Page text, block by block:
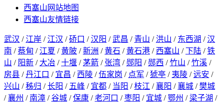
西塞山网站地图
西塞山友情链接
武汉 / 江岸 / 江汉 /硚口 /汉阳 /武昌 / 青山 / 洪山 / 东西湖 /汉
南 /蔡甸 / 江夏 /黄陂 /新洲 /黄石 /黄石港 / 西塞山 /下陆 /铁
山 / 阳新 / 大冶 /十堰 /茅箭 / 张湾 / 郧阳 / 郧西 /竹山 /竹溪 /
房县 /丹江口 / 宜昌 / 西陵 /伍家岗 / 点军 /猇亭 / 夷陵 /远安 /
兴山 /秭归 /长阳 / 五峰 / 宜都 / 当阳 /枝江 /襄阳 /襄城 /樊城
/襄州 / 南漳 /谷城 /保康 /老河口 /枣阳 / 宜城 /鄂州 / 梁子湖 /